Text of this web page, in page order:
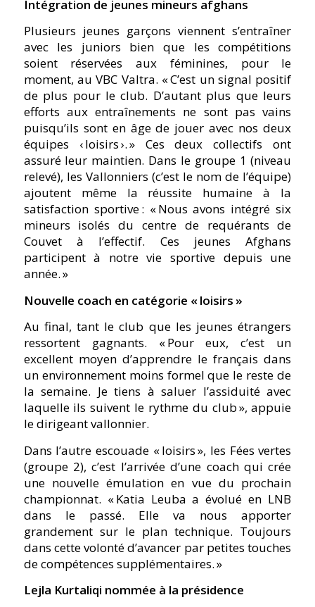
Intégration de jeunes mineurs afghans
Plusieurs jeunes garçons viennent s’entraîner
avec les juniors bien que les compétitions
soient réservées aux féminines, pour le
moment, au VBC Valtra. « C’est un signal positif
de plus pour le club. D’autant plus que leurs
efforts aux entraînements ne sont pas vains
puisqu’ils sont en âge de jouer avec nos deux
équipes ‹ loisirs ›. » Ces deux collectifs ont
assuré leur maintien. Dans le groupe 1 (niveau
relevé), les Vallonniers (c’est le nom de l’équipe)
ajoutent même la réussite humaine à la
satisfaction sportive : « Nous avons intégré six
mineurs isolés du centre de requérants de
Couvet à l’effectif. Ces jeunes Afghans
participent à notre vie sportive depuis une
année. »
Nouvelle coach en catégorie « loisirs »
Au final, tant le club que les jeunes étrangers
ressortent gagnants. « Pour eux, c’est un
excellent moyen d’apprendre le français dans
un environnement moins formel que le reste de
la semaine. Je tiens à saluer l’assiduité avec
laquelle ils suivent le rythme du club »,appuie
le dirigeant vallonnier.
Dans l’autre escouade « loisirs », les Fées vertes
(groupe 2), c’est l’arrivée d’une coach qui crée
une nouvelle émulation en vue du prochain
championnat. « Katia Leuba a évolué en LNB
dans le passé. Elle va nous apporter
grandement sur le plan technique. Toujours
dans cette volonté d’avancer par petites touches
de compétences supplémentaires. »
Lejla Kurtaliqi nommée à la présidence